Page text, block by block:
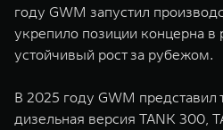
году GWM запустил
укрепило позиции концерна в
устойчивый рост за рубежом.
В 2025 году GWM представил
дизельная версия TANK 300,